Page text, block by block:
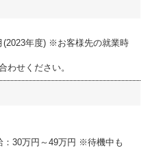
(2023年度) ※お客様先の就業時
わせください。
30万円～49万円 ※待機中も